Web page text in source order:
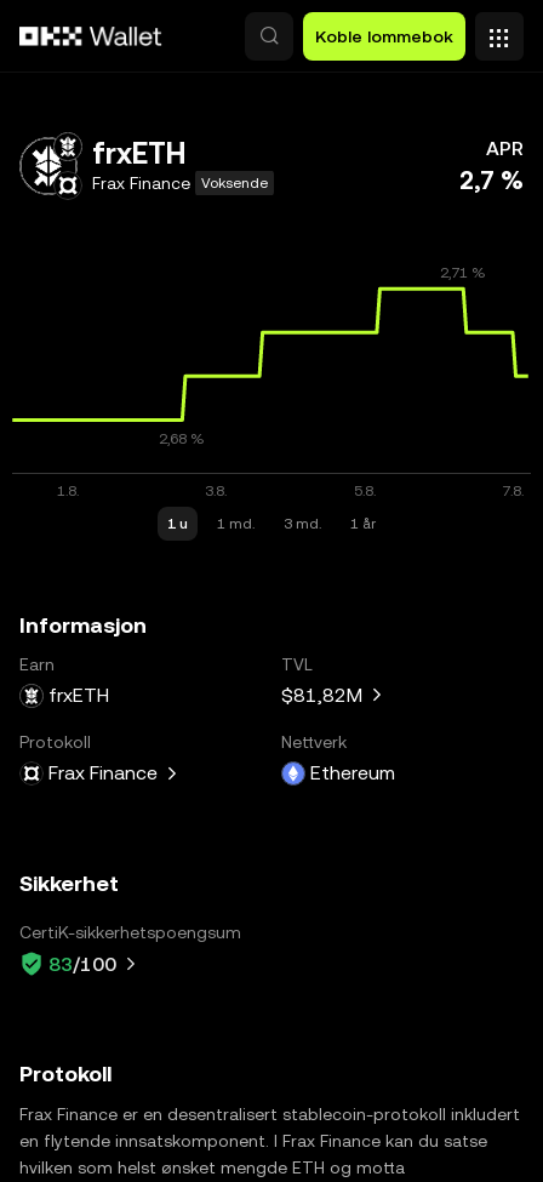
Koble lommebok
frxETH
Frax Finance Voksende
APR
2,7 %
1 u 1 md. 3 md. 1 år
Informasjon
Earn
frxETH
TVL
$81,82M
Protokoll
Frax Finance
Nettverk
Ethereum
Sikkerhet
CertiK-sikkerhetspoengsum
83/100
Protokoll
Frax Finance er en desentralisert stablecoin-protokoll inkludert
en flytende innsatskomponent. I Frax Finance kan du satse
hvilken som helst ønsket mengde ETH og motta